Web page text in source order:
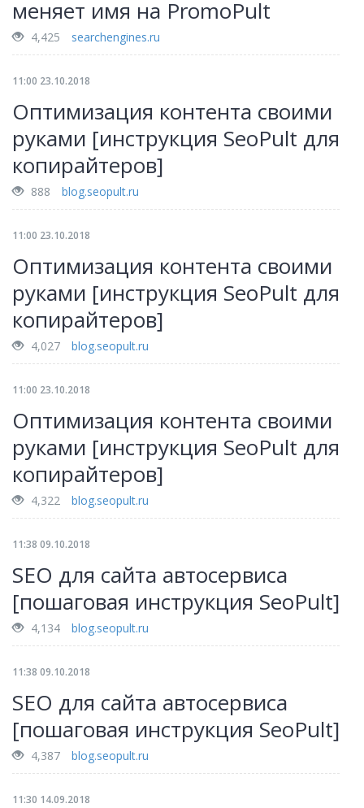
меняет имя на PromoPult
4,425 searchengines.ru
11:00 23.10.2018
Оптимизация контента своими
руками [инструкция SeoPult для
копирайтеров]
888 blog.seopult.ru
11:00 23.10.2018
Оптимизация контента своими
руками [инструкция SeoPult для
копирайтеров]
4,027 blog.seopult.ru
11:00 23.10.2018
Оптимизация контента своими
руками [инструкция SeoPult для
копирайтеров]
4,322 blog.seopult.ru
11:38 09.10.2018
SEO для сайта автосервиса
[пошаговая инструкция SeoPult]
4,134 blog.seopult.ru
11:38 09.10.2018
SEO для сайта автосервиса
[пошаговая инструкция SeoPult]
4,387 blog.seopult.ru
11:30 14.09.2018